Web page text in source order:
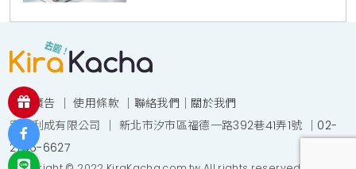
投放廣告 ｜使用條款 ｜ 聯絡我們 ｜ 關於我們
宥達利成有限公司 ｜ 新北市汐市區福德一路392巷41弄1號 ｜ 02-
2746-6627